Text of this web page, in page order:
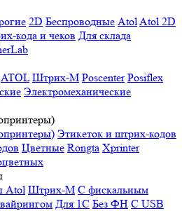
2D Беспроводные AtolAtol 2D
кода и чеков Для склада
ATOL Штрих-М Poscenter Posiflex
Электромеханические
Этикеток и штрих-кодов
Цветные Rongta Xprinter
Atol Штрих-М С фискальным
Для 1С Без ФН С USB